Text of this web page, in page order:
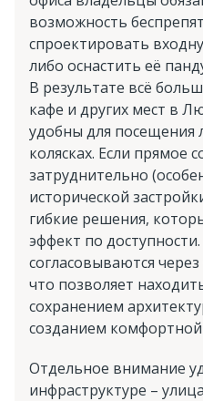
возможность
спроектировать
либо оснастить её
В результате всё
кафе и других мест в
удобны для
колясках. Если прямое
затруднительно
исторической
гибкие решения,
эффект по
согласовываются
что позволяет
сохранением
созданием комфортной
Отдельное внимание
инфраструктуре –